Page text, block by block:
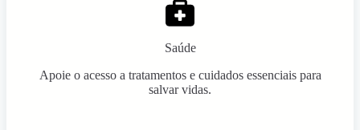
Saúde
Apoie o acesso a tratamentos e cuidados essenciais para
salvar vidas.